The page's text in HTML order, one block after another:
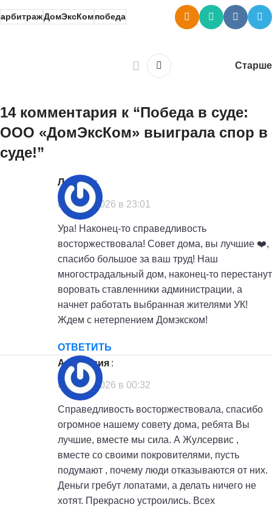
арбитражДомЭксКомпобеда
Старше
14 комментария к “Победа в суде:
ООО «ДомЭксКом» выиграла спор в
суде!”
Лариса:
8 июля, 2026 в 23:01
Ура! Наконец-то справедливость
восторжествовала! Совет дома, вы лучшие ❤️,
спасибо большое за ваш труд! Наш
многострадальный дом, наконец-то перестанут
воровать ставленники администрации, а
начнет работать выбранная жителями УК!
Ждем с нетерпением Домэкском!
ОТВЕТИТЬ
Анастасия :
8 июля, 2026 в 00:32
Справедливость восторжествовала, спасибо
огромное нашему совету дома, ребята Вы
лучшие, вместе мы сила. А Жулсервис ,
вместе со своими покровителями, пусть
подумают , почему люди отказываются от них.
Деньги гребут лопатами, а делать ничего не
хотят. Прекрасно устроились. Всех